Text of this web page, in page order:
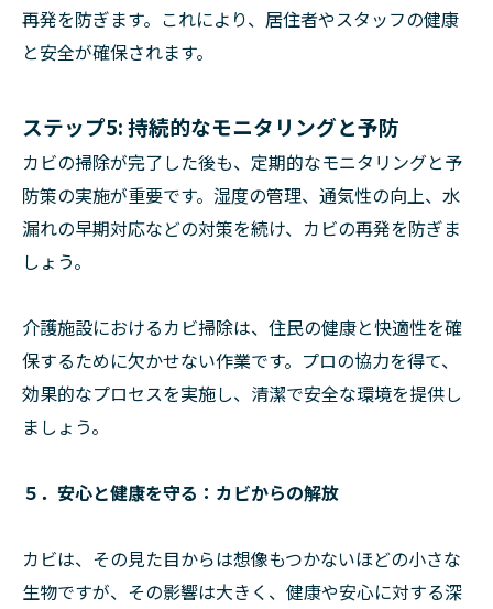
再発を防ぎます。これにより、居住者やスタッフの健康
と安全が確保されます。
ステップ5: 持続的なモニタリングと予防
カビの掃除が完了した後も、定期的なモニタリングと予
防策の実施が重要です。湿度の管理、通気性の向上、水
漏れの早期対応などの対策を続け、カビの再発を防ぎま
しょう。
介護施設におけるカビ掃除は、住民の健康と快適性を確
保するために欠かせない作業です。プロの協力を得て、
効果的なプロセスを実施し、清潔で安全な環境を提供し
ましょう。
５．安心と健康を守る：カビからの解放
カビは、その見た目からは想像もつかないほどの小さな
生物ですが、その影響は大きく、健康や安心に対する深